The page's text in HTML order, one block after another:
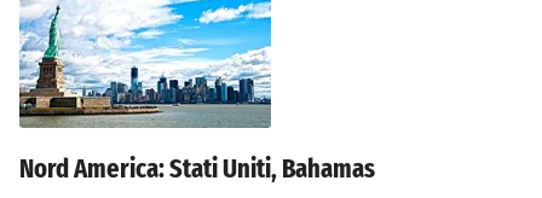
Nord America: Stati Uniti, Bahamas